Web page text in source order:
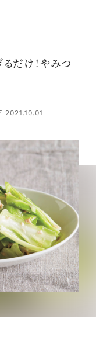
だけ！やみつ
2021.10.01